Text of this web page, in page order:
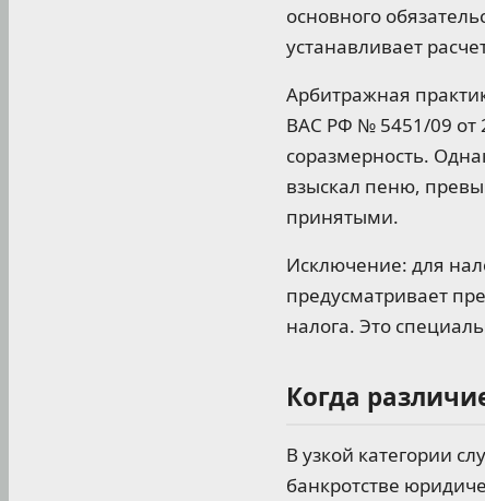
основного
устанавливает
Арбитражная
ВАС РФ № 5451/09 от
соразмерность.
взыскал пеню,
принятыми.
Исключение: для
предусматривает
налога. Это
Когда
В узкой категории
банкротстве